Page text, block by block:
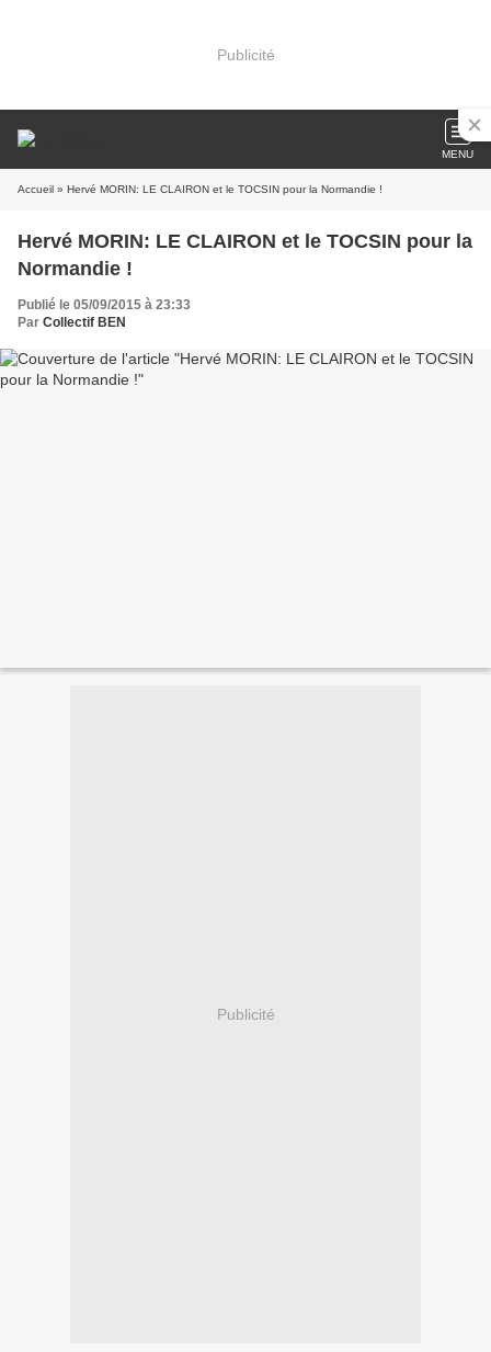
Publicité
MENU
Accueil » Hervé MORIN: LE CLAIRON et le TOCSIN pour la Normandie !
Hervé MORIN: LE CLAIRON et le TOCSIN pour la
Normandie !
Publié le 05/09/2015 à 23:33
Par Collectif BEN
Publicité